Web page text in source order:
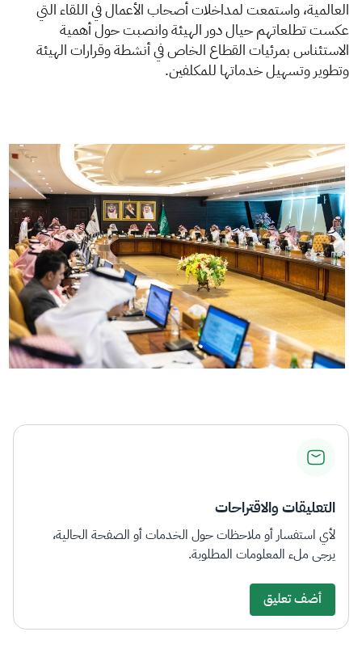
العالمية، واستمعت لمداخلات أصحاب الأعمال في اللقاء التي
عكست تطلعاتهم حيال دور الهيئة وانصبت حول أهمية
الاستئناس بمرئيات القطاع الخاص في أنشطة وقرارات الهيئة
وتطوير وتسهيل خدماتها للمكلفين.
التعليقات والاقتراحات
لأي استفسار أو ملاحظات حول الخدمات أو الصفحة الحالية،
يرجى ملء المعلومات المطلوبة.
أضف تعليق